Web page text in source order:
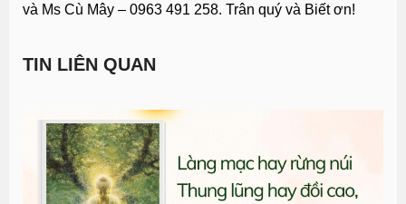
và Ms Cù Mây – 0963 491 258. Trân quý và Biết ơn!
TIN LIÊN QUAN